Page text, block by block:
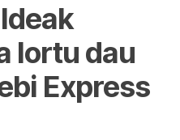
lortu dau
Express